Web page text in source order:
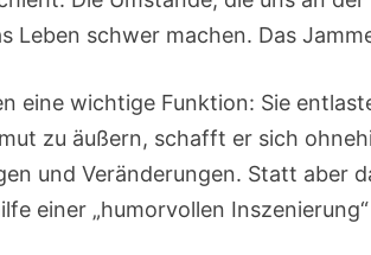
Leben schwer machen. Das
eine wichtige Funktion: Sie
zu äußern, schafft er sich
und Veränderungen. Statt aber
einer „humorvollen